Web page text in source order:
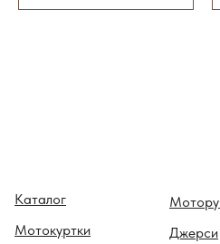
B
E
T
Каталог
Мотокуртки
Джерси